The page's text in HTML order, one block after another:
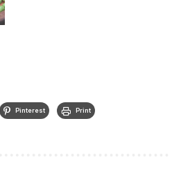
Pinterest Print